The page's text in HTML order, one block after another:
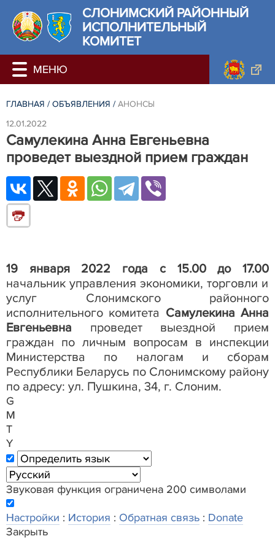
СЛОНИМСКИЙ РАЙОННЫЙ
ИСПОЛНИТЕЛЬНЫЙ
КОМИТЕТ
ГЛАВНАЯ / ОБЪЯВЛЕНИЯ / АНОНСЫ
12.01.2022
Самулекина Анна Евгеньевна
проведет выездной прием граждан
19 января 2022 года с 15.00 до 17.00
начальник управления экономики, торговли и
услуг Слонимского районного
исполнительного комитета Самулекина Анна
Евгеньевна проведет выездной прием
граждан по личным вопросам в инспекции
Министерства по налогам и сборам
Республики Беларусь по Слонимскому району
по адресу: ул. Пушкина, 34, г. Слоним.
G
M
T
Y
Звуковая функция ограничена 200 символами
Настройки : История : Обратная связь : Donate
Закрыть